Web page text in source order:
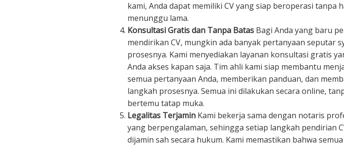
kami, Anda dapat memiliki CV yang siap beroperasi tanpa
menunggu lama.
Konsultasi Gratis dan Tanpa Batas Bagi Anda yang baru
mendirikan CV, mungkin ada banyak pertanyaan seputar
prosesnya. Kami menyediakan layanan konsultasi gratis
Anda akses kapan saja. Tim ahli kami siap membantu
semua pertanyaan Anda, memberikan panduan, dan
langkah prosesnya. Semua ini dilakukan secara online,
bertemu tatap muka.
Legalitas Terjamin Kami bekerja sama dengan notaris
yang berpengalaman, sehingga setiap langkah pendirian
dijamin sah secara hukum. Kami memastikan bahwa